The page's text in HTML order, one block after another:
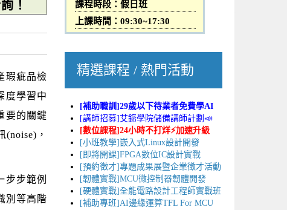
！
瑕疵品檢
度學習中
要的關鍵
，
步步範例
別 等高階
課程時段：假日班
上課時間：09:30~17:30
精選課程 / 熱門活動
[補助職訓]29歲以下待業者免費學AI
[講師招募]艾鍗學院儲備講師計劃📣
[數位課程]24小時不打烊⚡加速升級
[小班教學]嵌入式Linux設計開發
[即將開課]FPGA數位IC設計實戰
[預約徵才]專題成果展暨企業徵才活動
[韌體實戰]MCU微控制器韌體開發
[硬體實戰]全能電路設計工程師實戰班
[補助專班]AI邊緣運算TFL For MCU